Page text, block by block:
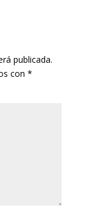
publicada.
con *